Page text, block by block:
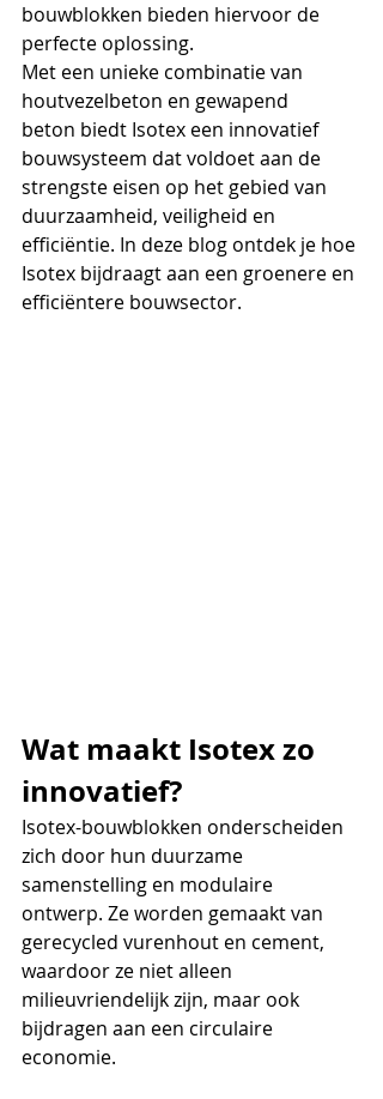
bouwblokken bieden hiervoor de
perfecte oplossing.
Met een unieke combinatie van
houtvezelbeton en gewapend
beton biedt Isotex een innovatief
bouwsysteem dat voldoet aan de
strengste eisen op het gebied van
duurzaamheid, veiligheid en
efficiëntie. In deze blog ontdek je hoe
Isotex bijdraagt aan een groenere en
efficiëntere bouwsector.
Wat maakt Isotex zo
innovatief?
Isotex-bouwblokken onderscheiden
zich door hun duurzame
samenstelling en modulaire
ontwerp. Ze worden gemaakt van
gerecycled vurenhout en cement,
waardoor ze niet alleen
milieuvriendelijk zijn, maar ook
bijdragen aan een circulaire
economie.